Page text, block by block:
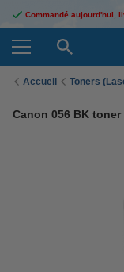
Commandé aujourd'hui,
Accueil Toners
Canon 056 BK